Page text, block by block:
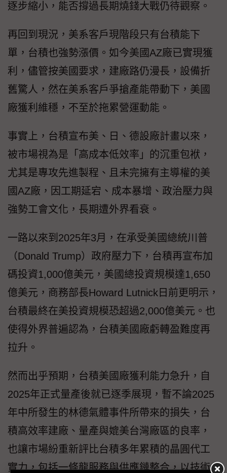
逐步縮小，能否撐過長期燒錢大戰仍待觀察。
再回到現況，美系客戶現階段只有台積能下
單，台積也強勢漲價。如今美國AZ廠已實現獲
利，儘管按美國要求，建廠路仍漫長，設備折
舊驚人，然在美系客戶爭搶產能帶動下，美國
廠獲利維穩，不至於拖累營運動能。
事實上，台積宣布美、日、德設廠計畫以來，
被市場視為是「高成本低效率」的沉重包袱，
尤其是專攻先進製程、且未完擁有主導權的美
國AZ廠，因工期延宕、成本暴增、政治壓力與
強勢工會文化，長期遭外界看衰。
一路以來到2025年3月，在承受美國總統川普
（Donald Trump）政府壓力下，台積再宣布加
碼投資1,000億美元，美國總投資規模達1,650
億美元，商務部長Howard Lutnick日前更明示，
台積最終在美投資規模恐超過2,000億美元。也
使得外界普遍認為，台積美國廠虧轉盈難度再
拉升。
然而出乎預期，台積美國廠獲利能力急升，自
2025年正式量產後就已逐季展現，暫不論2025
年中所發生的林德氣體事件所帶來的損失，台
積高效率建廠、量產與媲美台灣廠區的良率，
也讓市場紛重新評比台積多年累積的晶圓代工
實力，包括一條龍服務與供應鏈整合，以技術